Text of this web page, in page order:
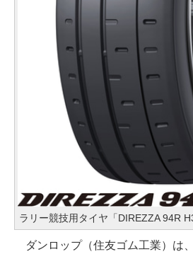
ラリー競技用タイヤ「DIREZZA 94R
ダンロップ（住友ゴム工業）は